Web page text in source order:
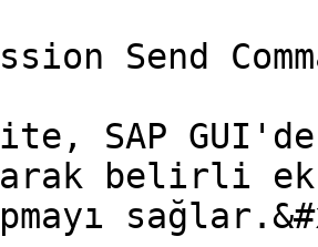
Send
SAP
belirli